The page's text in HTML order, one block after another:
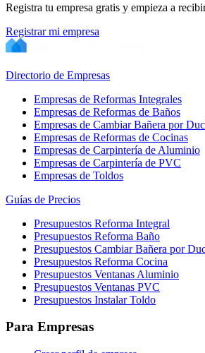
Registra tu empresa gratis y empieza a
Registrar mi empresa
Directorio de Empresas
Empresas de Reformas Integrales
Empresas de Reformas de Baños
Empresas de Cambiar Bañera por
Empresas de Reformas de Cocinas
Empresas de Carpintería de Aluminio
Empresas de Carpintería de PVC
Empresas de Toldos
Guías de Precios
Presupuestos Reforma Integral
Presupuestos Reforma Baño
Presupuestos Cambiar Bañera por
Presupuestos Reforma Cocina
Presupuestos Ventanas Aluminio
Presupuestos Ventanas PVC
Presupuestos Instalar Toldo
Para Empresas